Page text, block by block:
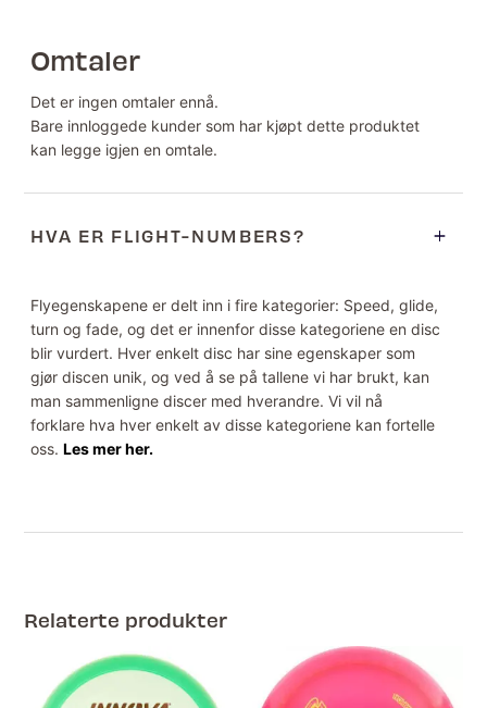
Omtaler
Det er ingen omtaler ennå.
Bare innloggede kunder som har kjøpt dette produktet
kan legge igjen en omtale.
HVA ER FLIGHT-NUMBERS?
Flyegenskapene er delt inn i fire kategorier: Speed, glide,
turn og fade, og det er innenfor disse kategoriene en disc
blir vurdert. Hver enkelt disc har sine egenskaper som
gjør discen unik, og ved å se på tallene vi har brukt, kan
man sammenligne discer med hverandre. Vi vil nå
forklare hva hver enkelt av disse kategoriene kan fortelle
oss.Les mer her.
Relaterte produkter